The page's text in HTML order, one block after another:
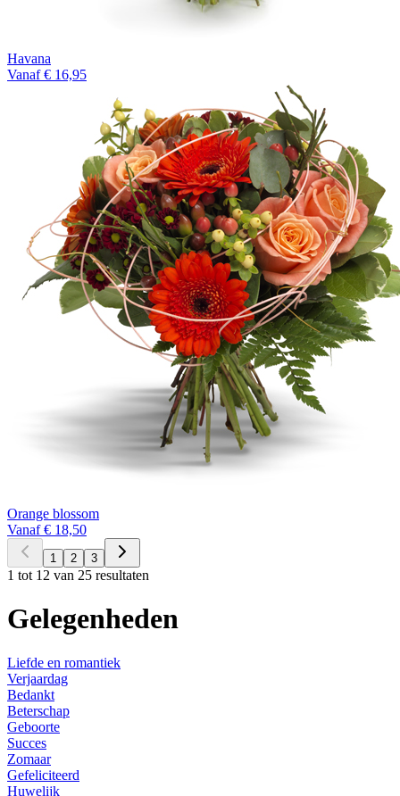
Havana
Vanaf € 16,95
Orange blossom
Vanaf € 18,50
1 2 3
1 tot 12 van 25 resultaten
Gelegenheden
Liefde en romantiek
Verjaardag
Bedankt
Beterschap
Geboorte
Succes
Zomaar
Gefeliciteerd
Huwelijk